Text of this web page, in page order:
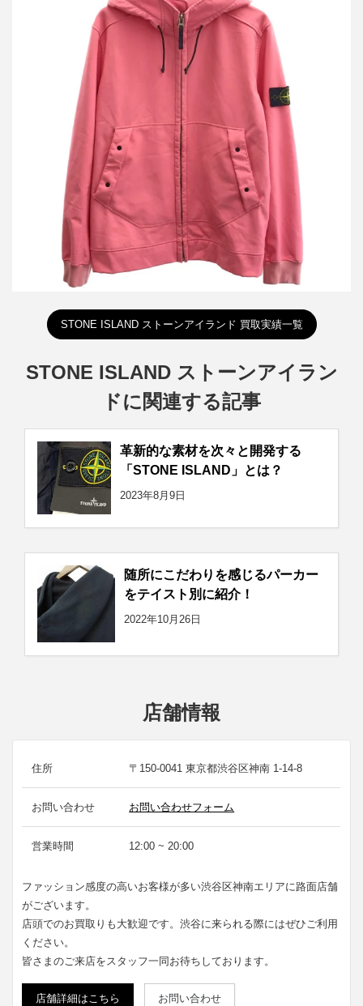
ストーンアイランド SOFT SHELL R JACKET ソフトシェルフー
買取金額14,400円
詳しく見る
STONE ISLAND ストーンアイランド 買取実績一覧
STONE ISLAND ストーンアイラン
ドに関連する記事
革新的な素材を次々と開発する
「STONE ISLAND」とは？
2023年8月9日
随所にこだわりを感じるパーカー
をテイスト別に紹介！
2022年10月26日
店舗情報
住所 〒150-0041 東京都渋谷区神南 1-14-8
お問い合わせ お問い合わせフォーム
営業時間 12:00 ~ 20:00
ファッション感度の高いお客様が多い渋谷区神南エリアに路面店舗
がございます。
店頭でのお買取りも大歓迎です。渋谷に来られる際にはぜひご利用
ください。
皆さまのご来店をスタッフ一同お待ちしております。
店舗詳細はこちら お問い合わせ